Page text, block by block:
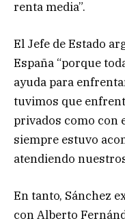
renta media”.
El Jefe de Estado
España “porque
ayuda para
tuvimos que
privados como con
siempre estuvo
atendiendo
En tanto, Sánchez
con Alberto